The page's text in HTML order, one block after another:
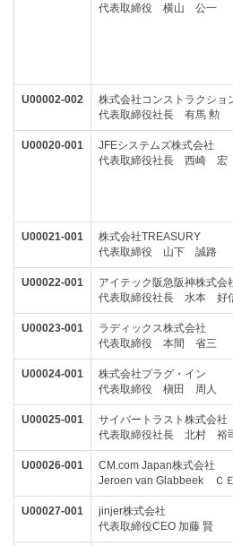
代表取締役 横山 公一
U00002-002
株式会社コンストラクショ
代表取締役社長 有馬 勲
U00020-001
JFEシステムズ株式会社
代表取締役社長 西崎 宏
U00021-001
株式会社TREASURY
代表取締役 山下 誠路
U00022-001
アイテック阪急阪神株式会
代表取締役社長 水本 好
U00023-001
ラディックス株式会社
代表取締役 本間 省三
U00024-001
株式会社プラグ・イン
代表取締役 槇田 周人
U00025-001
サイバートラスト株式会社
代表取締役社長 北村 裕
U00026-001
CM.com Japan株式会社
Jeroen van Glabbeek Ｃ
U00027-001
jinjer株式会社
代表取締役CEO 加藤 賢